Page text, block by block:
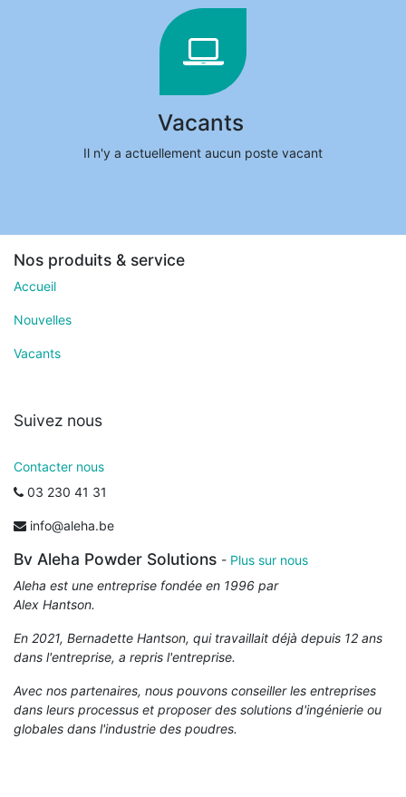
Vacants
Il n'y a actuellement aucun poste vacant
Nos produits & service
Accueil
Nouvelles
Vacants
Suivez nous
Contacter nous
03 230 41 31
info@aleha.be
Bv Aleha Powder Solutions - Plus sur nous
Aleha est une entreprise fondée en 1996 par
Alex Hantson.
En 2021, Bernadette Hantson, qui travaillait déjà depuis 12 ans
dans l'entreprise, a repris l'entreprise.
Avec nos partenaires, nous pouvons conseiller les entreprises
dans leurs processus et proposer des solutions d'ingénierie ou
globales dans l'industrie des poudres.